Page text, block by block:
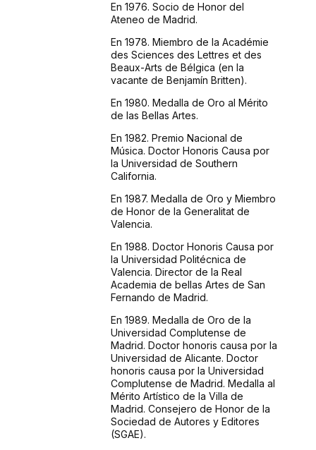
En 1976. Socio de Honor del
Ateneo de Madrid.
En 1978. Miembro de la Académie
des Sciences des Lettres et des
Beaux-Arts de Bélgica (en la
vacante de Benjamín Britten).
En 1980. Medalla de Oro al Mérito
de las Bellas Artes.
En 1982. Premio Nacional de
Música. Doctor Honoris Causa por
la Universidad de Southern
California.
En 1987. Medalla de Oro y Miembro
de Honor de la Generalitat de
Valencia.
En 1988. Doctor Honoris Causa por
la Universidad Politécnica de
Valencia. Director de la Real
Academia de bellas Artes de San
Fernando de Madrid.
En 1989. Medalla de Oro de la
Universidad Complutense de
Madrid. Doctor honoris causa por la
Universidad de Alicante. Doctor
honoris causa por la Universidad
Complutense de Madrid. Medalla al
Mérito Artístico de la Villa de
Madrid. Consejero de Honor de la
Sociedad de Autores y Editores
(SGAE).